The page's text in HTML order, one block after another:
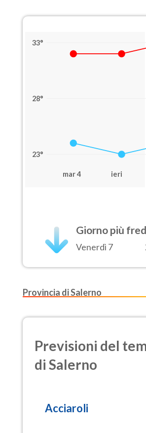
33°
28°
23°
mar 4 ieri
Giorno più
Venerdì 7
Provincia di Salerno
Previsioni del
di Salerno
Acciaroli